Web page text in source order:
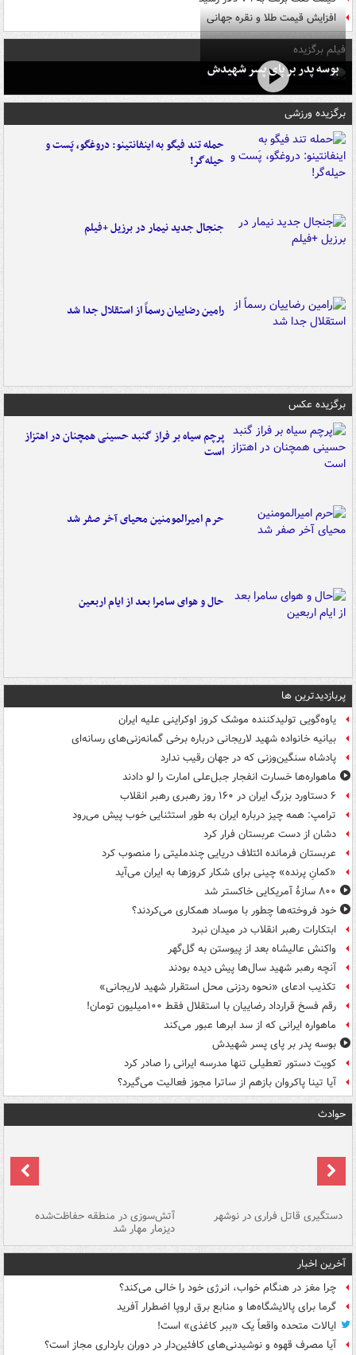
افزایش قیمت طلا و نقره جهانی
فیلم برگزیده
بوسه‌ پدر بر پای پسر شهیدش
برگزیده ورزشی
حمله تند فیگو به اینفانتینو: دروغگو، پَست‌ و
حیله‌گر!
جنجال جدید نیمار در برزیل +فیلم
رامین رضاییان رسماً از استقلال جدا شد
برگزیده عکس
پرچم سیاه بر فراز گنبد حسینی همچنان در اهتزاز
است
حرم امیرالمومنین محیای آخر صفر شد
حال و هوای سامرا بعد از ایام اربعین
پربازدیدترین ها
یاوه‌گویی تولیدکننده موشک کروز اوکراینی علیه ایران
بیانیه خانواده شهید لاریجانی درباره برخی گمانه‌زنی‌های رسانه‌ای
پادشاه سنگین‌وزنی که در جهان رقیب ندارد
ماهواره‌ها خسارت انفجار جبل‌علی امارت را لو دادند
۶ دستاورد بزرگ ایران در ۱۶۰ روز رهبری رهبر انقلاب
ترامپ: همه چیز درباره ایران به طور استثنایی خوب پیش می‌رود
دشان از دست عربستان فرار کرد
عربستان فرمانده ائتلاف دریایی چندملیتی را منصوب کرد
«کمانِ پرنده» چینی برای شکار کروزها به ایران می‌آید
۸۰۰ سازۀ آمریکایی خاکستر شد
خود فروخته‌ها چطور با موساد همکاری می‌کردند؟
ابتکارات رهبر انقلاب در میدان نبرد
واکنش عالیشاه بعد از پیوستن به گل‌گهر
آنچه رهبر شهید سال‌ها پیش دیده بودند
تکذیب ادعای «نحوه ردزنی محل استقرار شهید لاریجانی»
رقم فسخ قرارداد رضاییان با استقلال فقط ۱۰۰میلیون تومان!
ماهواره ایرانی که از سد ابرها عبور می‌کند
بوسه‌ پدر بر پای پسر شهیدش
کویت دستور تعطیلی تنها مدرسه ایرانی را صادر کرد
آیا تینا پاکروان بازهم از ساترا مجوز فعالیت می‌گیرد؟
حوادث
دستگیری قاتل فراری در نوشهر آتش‌سوزی در منطقه حفاظت‌شده
دیزمار مهار شد
آخرین اخبار
چرا مغز در هنگام خواب، انرژی خود را خالی می‌کند؟
گرما برای پالایشگاه‌ها و منابع برق اروپا اضطرار آفرید
ایالات متحده واقعاً یک «ببر کاغذی» است!
آیا مصرف قهوه و نوشیدنی‌های کافئین‌دار در دوران بارداری مجاز است؟